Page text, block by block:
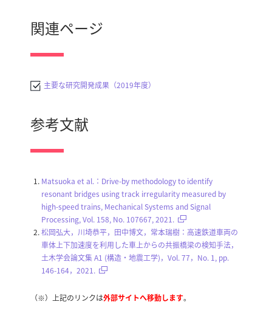
関連ページ
主要な研究開発成果（2019年度）
参考文献
Matsuoka et al.：Drive-by methodology to identify
resonant bridges using track irregularity measured by
high-speed trains, Mechanical Systems and Signal
Processing, Vol. 158, No. 107667, 2021.
松岡弘大，川埼恭平，田中博文，常本瑞樹：高速鉄道車両の
車体上下加速度を利用した車上からの共振橋梁の検知手法，
土木学会論文集 A1 (構造・地震工学)，Vol. 77，No. 1, pp.
146-164，2021.
（※）上記のリンクは外部サイトへ移動します。